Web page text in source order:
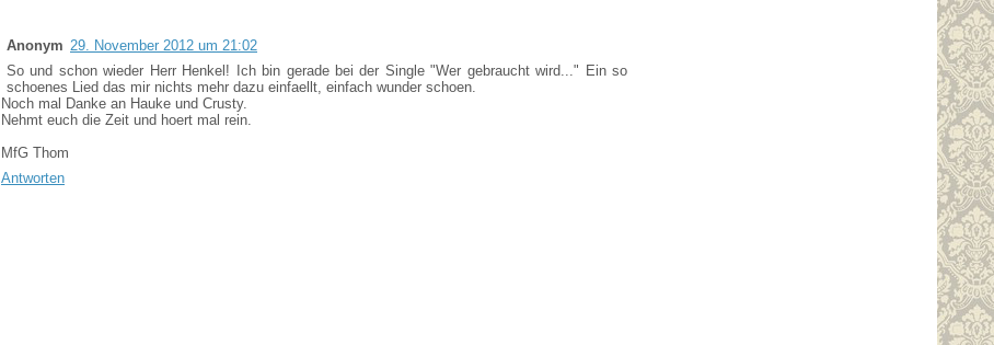
Anonym 29. November 2012 um 21:02
So und schon wieder Herr Henkel! Ich bin gerade bei der Single "Wer gebraucht wird..." Ein so
schoenes Lied das mir nichts mehr dazu einfaellt, einfach wunder schoen.
Noch mal Danke an Hauke und Crusty.
Nehmt euch die Zeit und hoert mal rein.
MfG Thom
Antworten